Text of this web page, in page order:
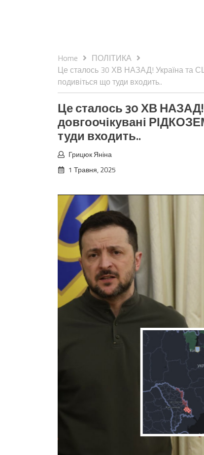
Home
ПОЛІТИКА
Це сталось 30 ХВ НАЗАД! Україна та
подивіться що туди входить..
Це сталось 30 ХВ
довгоочікувані
туди входить..
Грицюк Яніна
1 Травня, 2025